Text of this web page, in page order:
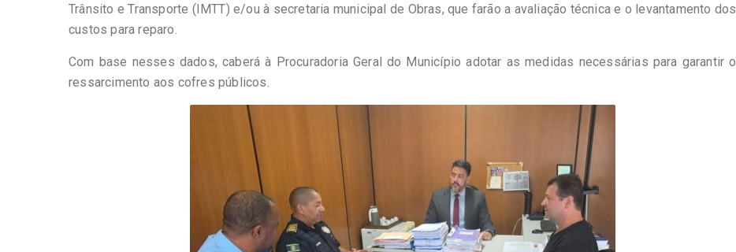
Trânsito e Transporte (IMTT) e/ou à secretaria municipal de Obras, que farão a avaliação técnica e o levantamento dos
custos para reparo.
Com base nesses dados, caberá à Procuradoria Geral do Município adotar as medidas necessárias para garantir o
ressarcimento aos cofres públicos.